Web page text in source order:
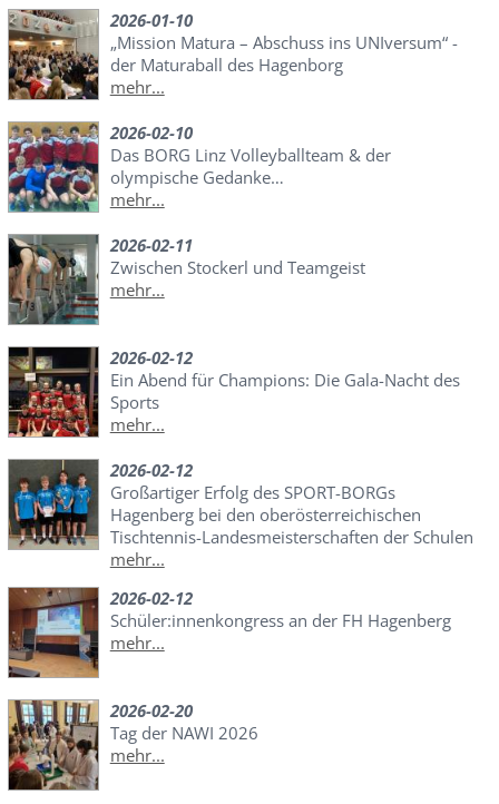
2026-01-10
„Mission Matura – Abschuss ins UNIversum“ -
der Maturaball des Hagenborg
mehr...
2026-02-10
Das BORG Linz Volleyballteam & der
olympische Gedanke…
mehr...
2026-02-11
Zwischen Stockerl und Teamgeist
mehr...
2026-02-12
Ein Abend für Champions: Die Gala-Nacht des
Sports
mehr...
2026-02-12
Großartiger Erfolg des SPORT-BORGs
Hagenberg bei den oberösterreichischen
Tischtennis-Landesmeisterschaften der Schulen
mehr...
2026-02-12
Schüler:innenkongress an der FH Hagenberg
mehr...
2026-02-20
Tag der NAWI 2026
mehr...